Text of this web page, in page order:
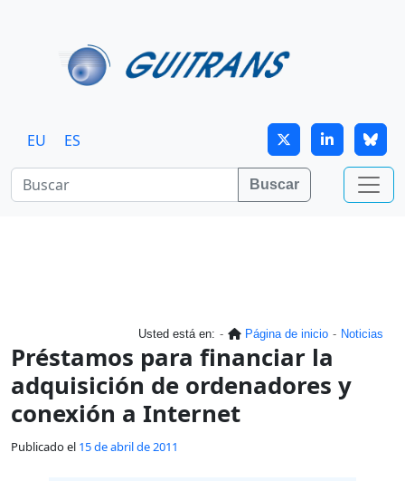
EU ES
Buscar
Usted está en: Página de inicio Noticias
Préstamos para financiar la
adquisición de ordenadores y
conexión a Internet
Publicado el 15 de abril de 2011